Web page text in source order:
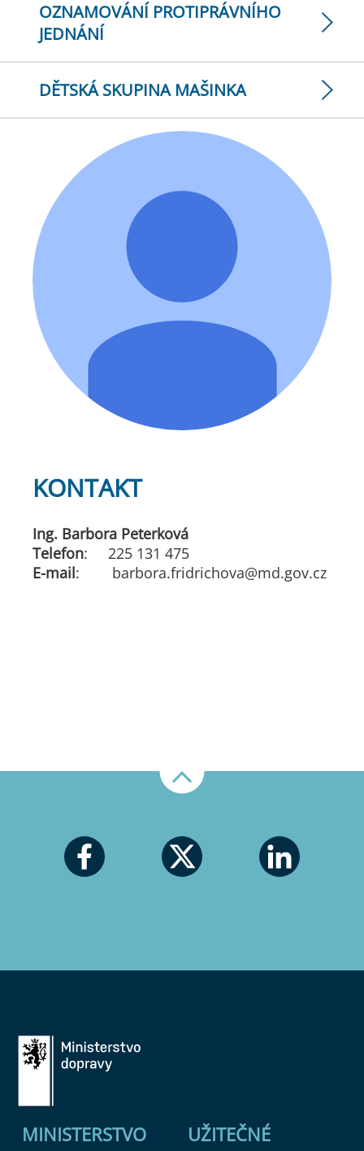
OZNAMOVÁNÍ PROTIPRÁVNÍHO
JEDNÁNÍ
DĚTSKÁ SKUPINA MAŠINKA
KONTAKT
Ing. Barbora Peterková
Telefon: 225 131 475
E-mail: barbora.fridrichova@md.gov.cz
MINISTERSTVO
UŽITEČNÉ